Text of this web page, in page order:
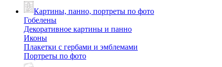
Картины, панно, портреты по фото
Гобелены
Декоративное картины и панно
Иконы
Плакетки с гербами и эмблемами
Портреты по фото